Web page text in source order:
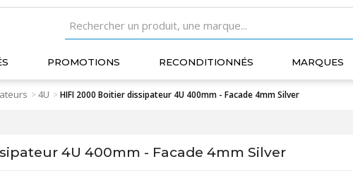
PROMOTIONS RECONDITIONNÉS MARQUES
>4U >HIFI 2000 Boitier dissipateur 4U 400mm - Facade 4mm Silver
4U 400mm - Facade 4mm Silver